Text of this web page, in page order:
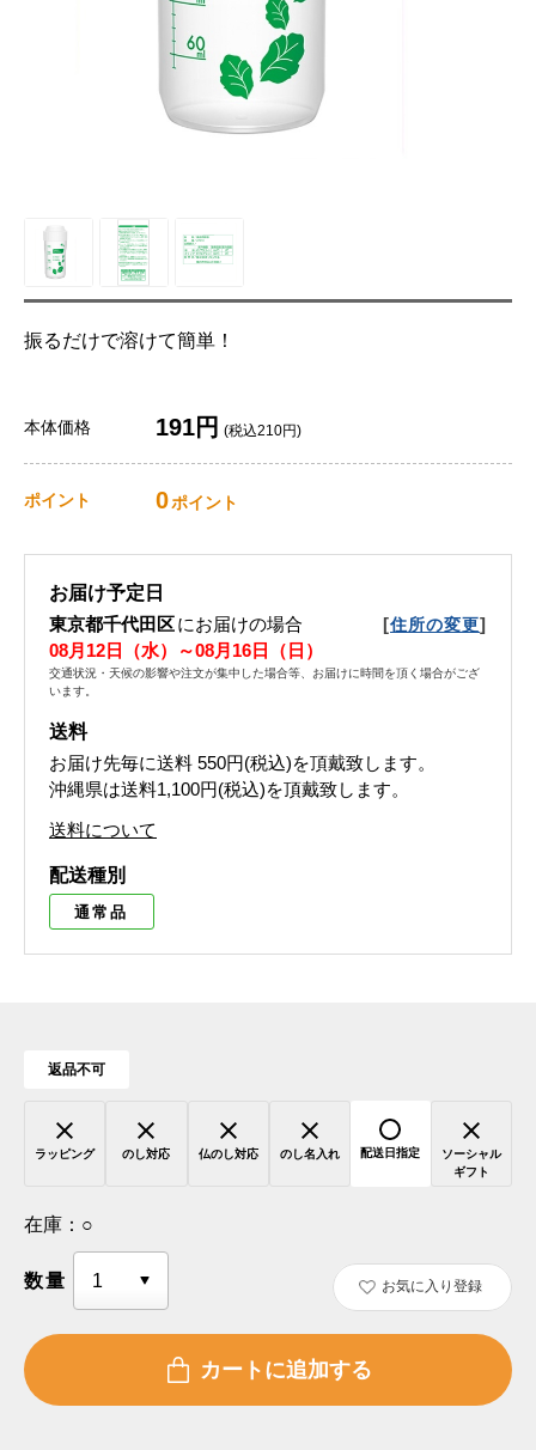
振るだけで溶けて簡単！
本体価格 191円 (税込210円)
ポイント 0ポイント
お届け予定日
東京都千代田区にお届けの場合 [住所の変更]
08月12日（水）～08月16日（日）
交通状況・天候の影響や注文が集中した場合等、お届けに時間を頂く場合がござ
います。
送料
お届け先毎に送料 550円(税込)を頂戴致します。
沖縄県は送料1,100円(税込)を頂戴致します。
送料について
配送種別
通常品
返品不可
ラッピング のし対応 仏のし対応 のし名入れ 配送日指定
ソーシャル
ギフト
在庫： ○
数量 お気に入り登録